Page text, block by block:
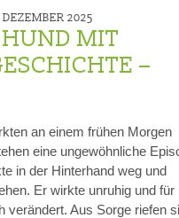
DEZEMBER 2025
HUND MIT
– M
an einem frühen Morgen
eine ungewöhnliche
in der Hinterhand weg und
Er wirkte unruhig und für
verändert. Aus Sorge riefen